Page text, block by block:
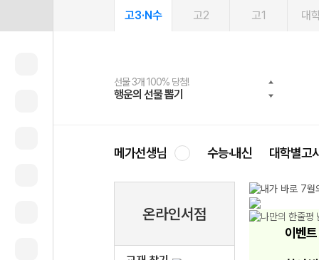
고3·N수 고2 고1 대
선물 3개 100% 당첨!
행운의 선물 뽑기
선물 100% 증정!
메가스터디 X 올리브
여름방학 스터디 캐시백
메가런 썸머스쿨
2027 러셀 단과
강사 공개선발
스마트러닝앱
설문 EVENT
메가패스
3일 무료 체험권
메가패스 수강생 무료혜택!
메가클럽 멤버십
사회공헌 캠페인
희망이룸 메가나눔
메가선생님 수능·내신 대학별고
온라인서점
이벤